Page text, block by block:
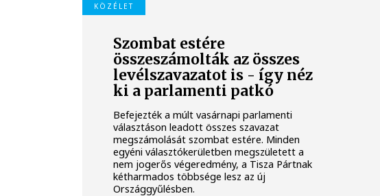
KÖZÉLET
Szombat estére
összeszámolták az összes
levélszavazatot is - így néz
ki a parlamenti patkó
Befejezték a múlt vasárnapi parlamenti
választáson leadott összes szavazat
megszámolását szombat estére. Minden
egyéni választókerületben megszületett a
nem jogerős végeredmény, a Tisza Pártnak
kétharmados többsége lesz az új
Országgyűlésben.